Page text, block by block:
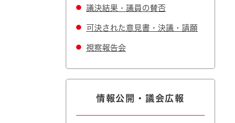
議決結果・議員の賛否
可決された意見書・決議・請願
視察報告会
情報公開・議会広報